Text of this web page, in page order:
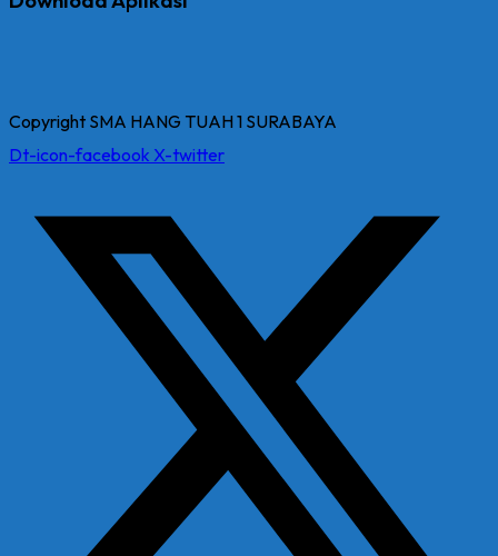
Copyright SMA HANG TUAH 1 SURABAYA
Dt-icon-facebook X-twitter